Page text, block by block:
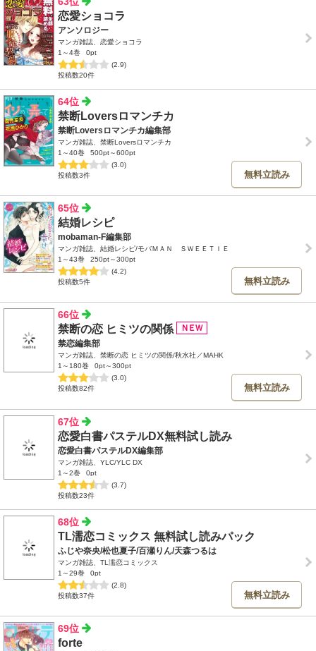
恋愛ショコラ
アンソロジー
マンガ雑誌、恋愛ショコラ
1～4巻
0pt
(2.9)
投稿数20件
64位
禁断Loversロマンチカ
禁断Loversロマンチカ編集部
マンガ雑誌、禁断Loversロマンチカ
1～40巻
500pt～600pt
(3.0)
投稿数3件
無料立読み
65位
結婚レシピ
mobaman-F編集部
マンガ雑誌、結婚レシピ/モバＭＡＮ ＳＷＥＥＴＩＥ
1～43巻
250pt～300pt
(4.2)
投稿数5件
無料立読み
66位
禁断の恋 ヒミツの関係
禁恋編集部
マンガ雑誌、禁断の恋 ヒミツの関係/秋水社／MAHK
1～180巻
0pt～300pt
(3.0)
投稿数82件
無料立読み
67位
恋愛白書パステルDX無料試し読み
恋愛白書パステルDX編集部
マンガ雑誌、YLC/YLC DX
1～2巻
0pt
(3.7)
投稿数23件
68位
TL濡恋コミックス 無料試し読みパック
ふじや奈央/松也夏子/百瀬りん/天森つるは
マンガ雑誌、TL濡恋コミックス
1～29巻
0pt
(2.8)
投稿数37件
無料立読み
69位
forte